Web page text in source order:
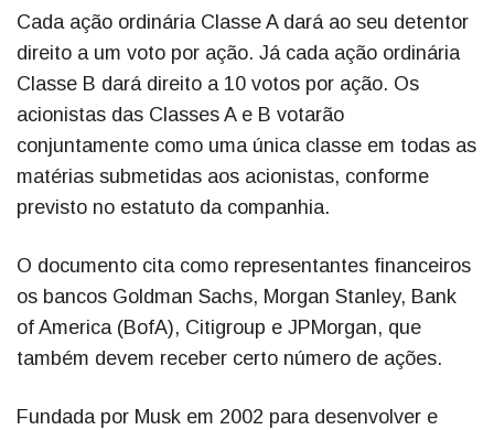
Cada ação ordinária Classe A dará ao seu detentor
direito a um voto por ação. Já cada ação ordinária
Classe B dará direito a 10 votos por ação. Os
acionistas das Classes A e B votarão
conjuntamente como uma única classe em todas as
matérias submetidas aos acionistas, conforme
previsto no estatuto da companhia.
O documento cita como representantes financeiros
os bancos Goldman Sachs, Morgan Stanley, Bank
of America (BofA), Citigroup e JPMorgan, que
também devem receber certo número de ações.
Fundada por Musk em 2002 para desenvolver e